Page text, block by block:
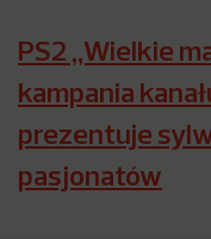
PS2 „Wielkie
kampania
prezentuje
pasjonatów